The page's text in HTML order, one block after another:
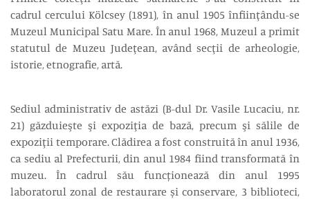
cadrul cercului Kölcsey (1891), în anul 1905 înfiinţându-se
Muzeul Municipal Satu Mare. În anul 1968, Muzeul a primit
statutul de Muzeu Judeţean, având secţii de arheologie,
istorie, etnografie, artă.
Sediul administrativ de astăzi (B-dul Dr. Vasile Lucaciu, nr.
21) găzduieşte şi expoziţia de bază, precum şi sălile de
expoziţii temporare. Clădirea a fost construită în anul 1936,
ca sediu al Prefecturii, din anul 1984 fiind transformată în
muzeu. În cadrul său funcționează din anul 1995
laboratorul zonal de restaurare și conservare, 3 biblioteci,